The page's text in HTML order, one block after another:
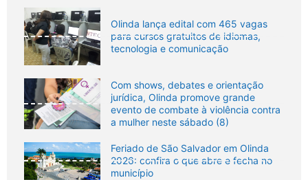
Olinda lança edital com 465 vagas
para cursos gratuitos de idiomas,
tecnologia e comunicação
Com shows, debates e orientação
jurídica, Olinda promove grande
evento de combate à violência contra
a mulher neste sábado (8)
Feriado de São Salvador em Olinda
2026: confira o que abre e fecha no
município